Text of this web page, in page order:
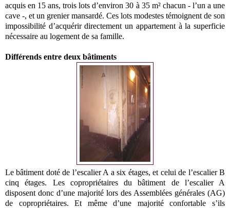
acquis en 15 ans, trois lots d’environ 30 à 35 m² chacun - l’un a une
cave -, et un grenier mansardé. Ces lots modestes témoignent de son
impossibilité d’acquérir directement un appartement à la superficie
nécessaire au logement de sa famille.
Différends entre deux bâtiments
Le bâtiment doté de l’escalier A a six étages, et celui de l’escalier B
cinq étages. Les copropriétaires du bâtiment de l’escalier A
disposent donc d’une majorité lors des Assemblées générales (AG)
de copropriétaires. Et même d’une majorité confortable s’ils